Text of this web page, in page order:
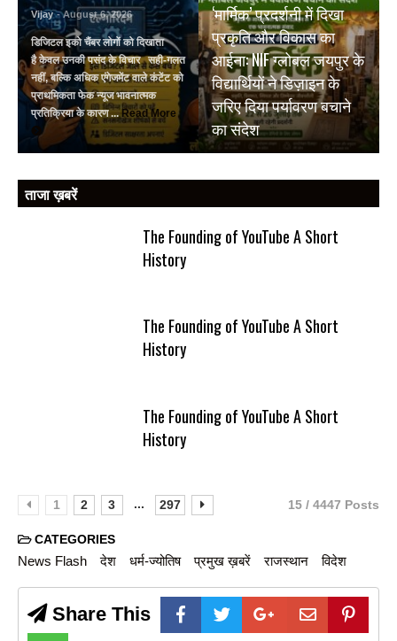
Vijay - August 6, 2026
डिजिटल इको चैंबर लोगों को दिखाता
है केवल उनकी पसंद के विचार सही-गलत
नहीं, बल्कि अधिक एंगेजमेंट वाले कंटेंट को
प्राथमिकता फेक न्यूज भावनात्मक
प्रतिक्रिया के कारण ... Read More
‘मार्मिक’ प्रदर्शनी में दिखा
प्रकृति और विकास का
आईना: NIF ग्लोबल जयपुर के
विद्यार्थियों ने डिज़ाइन के
जरिए दिया पर्यावरण बचाने
का संदेश
ताजा ख़बरें
The Founding of YouTube A Short
History
The Founding of YouTube A Short
History
The Founding of YouTube A Short
History
1 2 3 ... 297 15 / 4447 Posts
CATEGORIES
News Flash देश धर्म-ज्योतिष प्रमुख ख़बरें राजस्थान विदेश
Share This